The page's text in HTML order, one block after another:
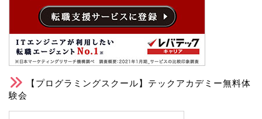
【プログラミングスクール】テックアカデミー無料体
験会